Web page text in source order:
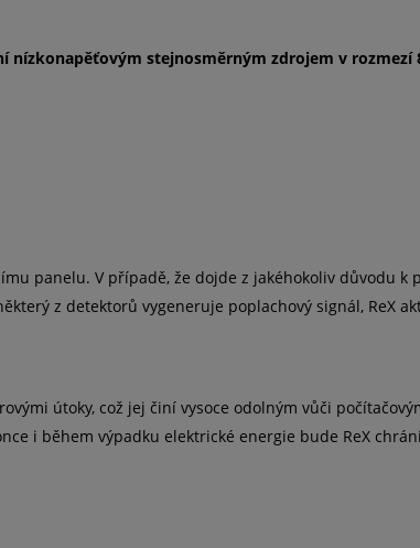
stejnosměrným zdrojem v rozmezí 8
panelu. V případě, že dojde z jakéhokoliv důvodu k
z detektorů vygeneruje poplachový signál, ReX
útoky, což jej činí vysoce odolným vůči
i během výpadku elektrické energie bude ReX